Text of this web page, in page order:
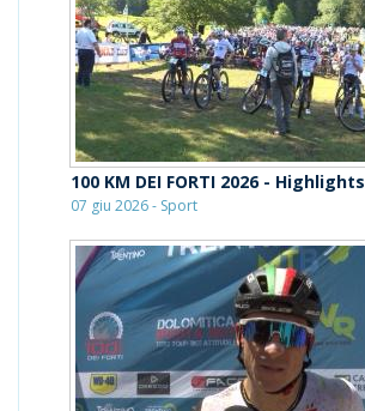
100 KM DEI FORTI 2026 - Highlights
07 giu 2026 - Sport